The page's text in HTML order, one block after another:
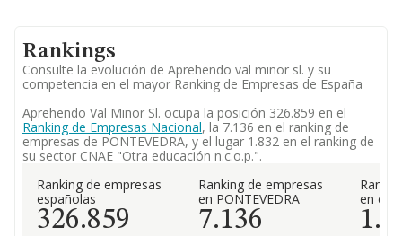
Rankings
Consulte la evolución de Aprehendo val miñor sl. y su
competencia en el mayor Ranking de Empresas de España
Aprehendo Val Miñor Sl. ocupa la posición 326.859 en el
Ranking de Empresas Nacional, la 7.136 en el ranking de
empresas de PONTEVEDRA, y el lugar 1.832 en el ranking de
su sector CNAE "Otra educación n.c.o.p.".
Ranking de empresas
españolas
326.859
Ranking de empresas
en PONTEVEDRA
7.136
en el